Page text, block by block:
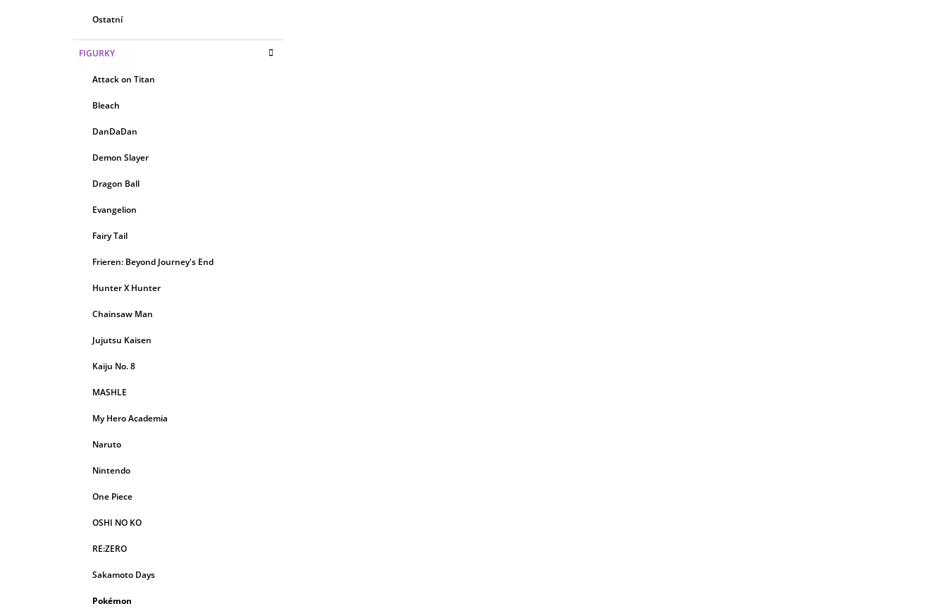
Ostatní
FIGURKY
Attack on Titan
Bleach
DanDaDan
Demon Slayer
Dragon Ball
Evangelion
Fairy Tail
Frieren: Beyond Journey's End
Hunter X Hunter
Chainsaw Man
Jujutsu Kaisen
Kaiju No. 8
MASHLE
My Hero Academia
Naruto
Nintendo
One Piece
OSHI NO KO
RE:ZERO
Sakamoto Days
Pokémon